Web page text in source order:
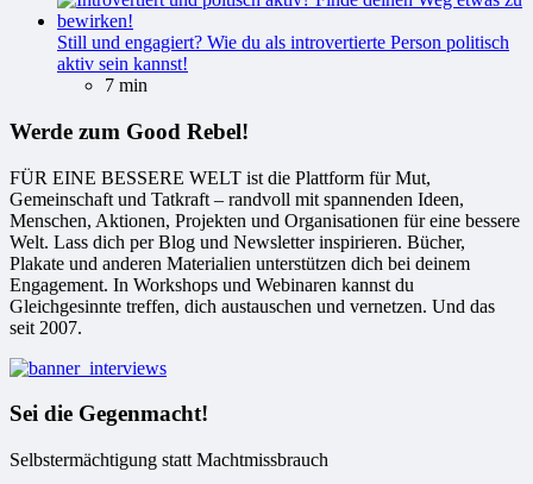
Still und engagiert? Wie du als introvertierte Person politisch
aktiv sein kannst!
7 min
Werde zum Good Rebel!
FÜR EINE BESSERE WELT ist die Plattform für Mut,
Gemeinschaft und Tatkraft – randvoll mit spannenden Ideen,
Menschen, Aktionen, Projekten und Organisationen für eine bessere
Welt. Lass dich per Blog und Newsletter inspirieren. Bücher,
Plakate und anderen Materialien unterstützen dich bei deinem
Engagement. In Workshops und Webinaren kannst du
Gleichgesinnte treffen, dich austauschen und vernetzen. Und das
seit 2007.
Sei die Gegenmacht!
Selbstermächtigung statt Machtmissbrauch